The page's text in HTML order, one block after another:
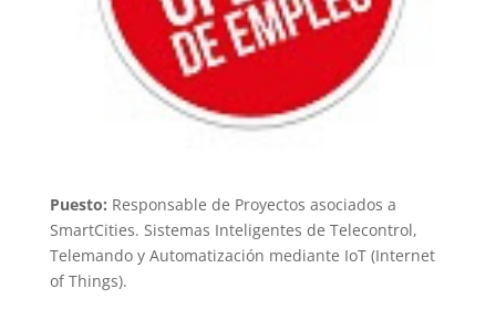
Puesto: Responsable de Proyectos asociados a
SmartCities. Sistemas Inteligentes de Telecontrol,
Telemando y Automatización mediante IoT (Internet
of Things).